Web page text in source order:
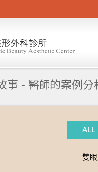
事 - 醫師的案例分
ALL
雙眼